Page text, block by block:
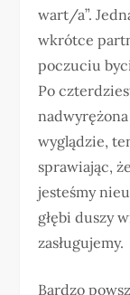
wart/a”.
wkrótce
poczuciu
Po
wyglądzie,
sprawiając,
jesteśmy
głębi duszy
zasługujemy.
Bardzo